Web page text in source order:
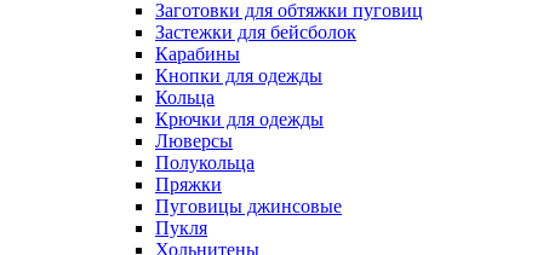
Заготовки для обтяжки пуговиц
Застежки для бейсболок
Карабины
Кнопки для одежды
Кольца
Крючки для одежды
Люверсы
Полукольца
Пряжки
Пуговицы джинсовые
Пукля
Хольнитены